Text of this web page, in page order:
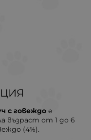
с говеждо е
възраст от 1 до 6
(4%).